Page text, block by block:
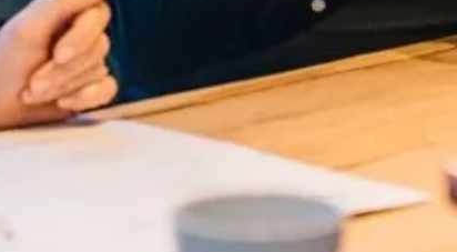
Join now and start enhancing your home's value